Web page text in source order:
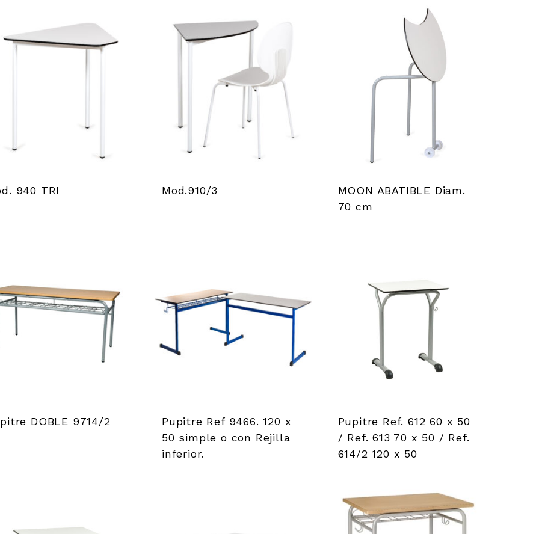
940 TRI Mod.910/3
MOON ABATIBLE Diam.
70 cm
DOBLE 9714/2
Pupitre Ref 9466. 120 x
50 simple o con Rejilla
inferior.
Pupitre Ref. 612 60 x 50
/ Ref. 613 70 x 50 / Ref.
614/2 120 x 50